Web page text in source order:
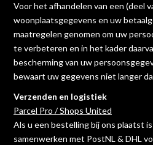
Voor het afhandelen van een (deel
woonplaatsgegevens en uw
maatregelen genomen om uw
te verbeteren en in het kader
bescherming van uw
bewaart uw gegevens niet langer
Verzenden en logistiek
Parcel Pro / Shops United
Als u een bestelling bij ons plaatst
samenwerken met PostNL & DHL